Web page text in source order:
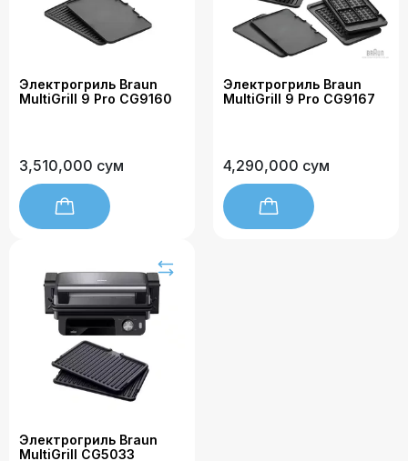
Электрогриль Braun
MultiGrill 9 Pro CG9160
3,510,000 сум
Электрогриль Braun
MultiGrill 9 Pro CG9167
4,290,000 сум
Электрогриль Braun
MultiGrill CG5033